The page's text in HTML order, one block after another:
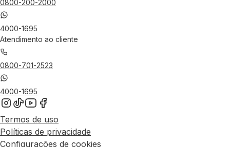
0800-200-2000
4000-1695
Atendimento ao cliente
0800-701-2523
4000-1695
Termos de uso
Políticas de privacidade
Configurações de cookies